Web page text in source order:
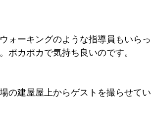
ォーキングのような指導員もいらっ
ポカポカで気持ち良いのです。
の建屋屋上からゲストを撮らせてい